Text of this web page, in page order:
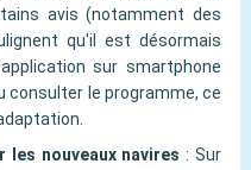
avis (notamment des
qu'il est désormais
sur smartphone
consulter le programme, ce
les nouveaux navires :Sur